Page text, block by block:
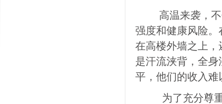
高温来袭，不仅
强度和健康风险
在高楼外墙之上
是汗流浃背，全
平，他们的收入
为了充分尊重